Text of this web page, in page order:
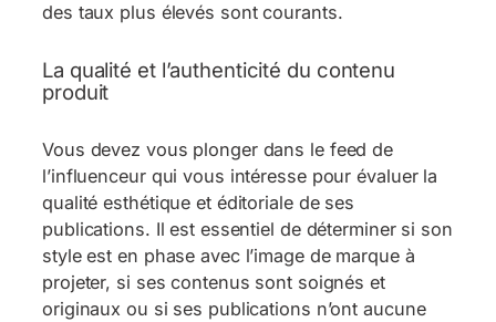
des taux plus élevés sont courants.
La qualité et l’authenticité du contenu
produit
Vous devez vous plonger dans le feed de
l’influenceur qui vous intéresse pour évaluer la
qualité esthétique et éditoriale de ses
publications. Il est essentiel de déterminer si son
style est en phase avec l’image de marque à
projeter, si ses contenus sont soignés et
originaux ou si ses publications n’ont aucune